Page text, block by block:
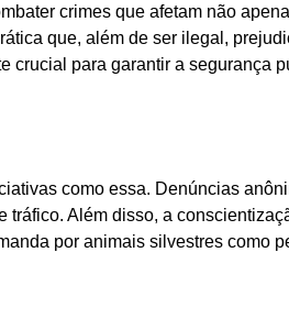
crimes que afetam não
que, além de ser ilegal,
crucial para garantir a segurança
como essa. Denúncias
Além disso, a
por animais silvestres como